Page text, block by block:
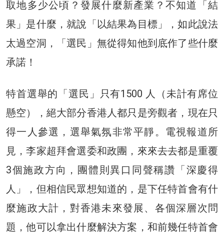
取地多少公頃？發展什麼新產業？不知道「結
果」是什麼，就說「以結果為目標」，如此說法
太過空洞，「選民」無從得知他到底作了些什麼
承諾！
特首選舉的「選民」只有1500 人（未計有席位
懸空），絕大部分香港人都只是旁觀者，現在只
得一人參選，選舉氣氛非常平靜。電視報道所
見，李家超拜會選委和政團，來來去去都是重覆
3個施政方向，團體則異口同聲稱讚「深慶得
人」，但相信民眾想知道的，是下任特首會有什
麼施政大計，對香港未來發展、各個深層次問
題，他可以拿出什麼解決方案，和前幾任特首會